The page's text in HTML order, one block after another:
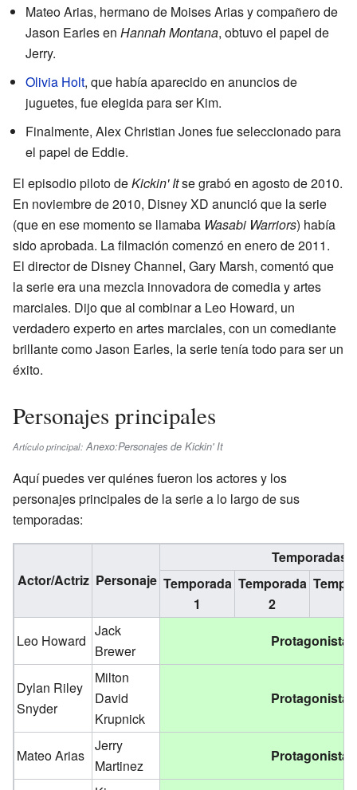
Mateo Arias, hermano de Moises Arias y compañero de
Jason Earles en Hannah Montana, obtuvo el papel de
Jerry.
Olivia Holt, que había aparecido en anuncios de
juguetes, fue elegida para ser Kim.
Finalmente, Alex Christian Jones fue seleccionado para
el papel de Eddie.
El episodio piloto deKickin' Itse grabó en agosto de 2010.
En noviembre de 2010, Disney XD anunció que la serie
(que en ese momento se llamaba Wasabi Warriors) había
sido aprobada. La filmación comenzó en enero de 2011.
El director de Disney Channel, Gary Marsh, comentó que
la serie era una mezcla innovadora de comedia y artes
marciales. Dijo que al combinar a Leo Howard, un
verdadero experto en artes marciales, con un comediante
brillante como Jason Earles, la serie tenía todo para ser un
éxito.
Personajes principales
Artículo principal: Anexo:Personajes de Kickin' It
Aquí puedes ver quiénes fueron los actores y los
personajes principales de la serie a lo largo de sus
temporadas:
Actor/Actriz Personaje
Temporadas
Temporada
1
Temporada
2
Leo Howard
Jack
Brewer
Protagonista
Dylan Riley
Snyder
Milton
David
Krupnick
Protagonista
Mateo Arias
Jerry
Martinez
Protagonista